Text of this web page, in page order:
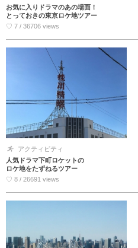
お気に入りドラマのあの場面！
とっておきの東京ロケ地ツアー
♡ 7 / 36706 views
アクティビティ
人気ドラマ下町ロケットの
ロケ地をたずねるツアー
♡ 8 / 26691 views